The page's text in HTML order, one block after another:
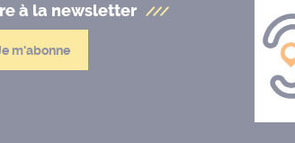
à la newsletter
m'abonne